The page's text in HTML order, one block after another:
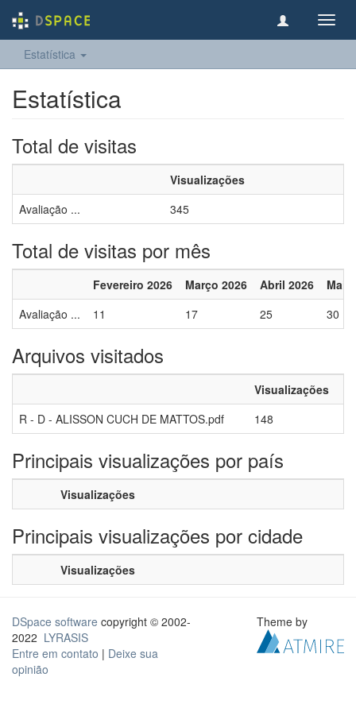
Estatística
Estatística
Total de visitas
Visualizações
Avaliação ...
345
Total de visitas por mês
Fevereiro 2026 Março 2026 Abril 2026
Maio
Avaliação ...
11 17 25 30
Arquivos visitados
Visualizações
R - D - ALISSON CUCH DE MATTOS.pdf
148
Principais visualizações por país
Visualizações
Principais visualizações por cidade
Visualizações
DSpace software copyright © 2002-
2022 LYRASIS
Entre em contato | Deixe sua
opinião
Theme by